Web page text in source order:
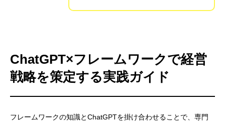
ChatGPT×フレームワークで経営
戦略を策定する実践ガイド
フレームワークの知識とChatGPTを掛け合わせることで、専門